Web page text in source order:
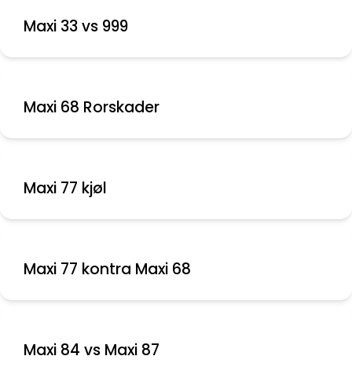
Maxi 33 vs 999
Maxi 68 Rorskader
Maxi 77 kjøl
Maxi 77 kontra Maxi 68
Maxi 84 vs Maxi 87